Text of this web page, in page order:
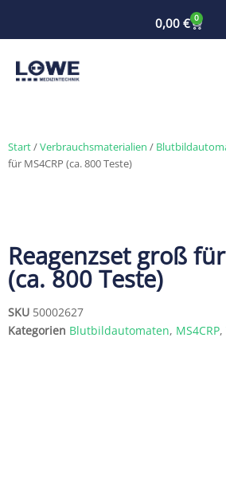
0,00 € 0
Start/Verbrauchsmaterialien /
für MS4CRP (ca. 800 Teste)
Reagenzset groß
(ca. 800 Teste)
SKU 50002627
Kategorien Blutbildautomaten, MS4CRP,